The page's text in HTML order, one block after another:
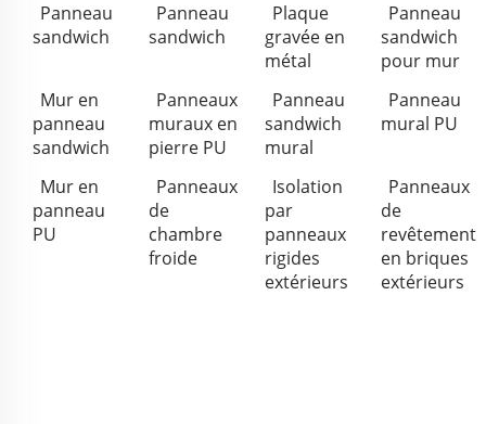
Panneau
sandwich
Panneau
sandwich
Plaque
gravée en
métal
Panneau
sandwich
pour mur
Mur en
panneau
sandwich
Panneaux
muraux en
pierre PU
Panneau
sandwich
mural
Panneau
mural PU
Mur en
panneau
PU
Panneaux
de
chambre
froide
Isolation
par
panneaux
rigides
extérieurs
Panneaux
de
revêtement
en briques
extérieurs